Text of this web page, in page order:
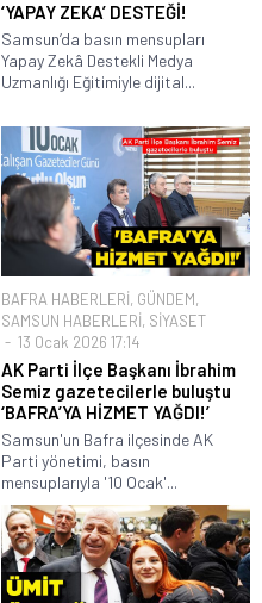
‘YAPAY ZEKA’ DESTEĞİ!
Samsun’da basın mensupları
Yapay Zekâ Destekli Medya
Uzmanlığı Eğitimiyle dijital...
BAFRA HABERLERİ, GÜNDEM,
SAMSUN HABERLERİ, SİYASET
13 Ocak 2026 17:14
AK Parti İlçe Başkanı İbrahim
Semiz gazetecilerle buluştu
‘BAFRA’YA HİZMET YAĞDI!’
Samsun'un Bafra ilçesinde AK
Parti yönetimi, basın
mensuplarıyla '10 Ocak'...